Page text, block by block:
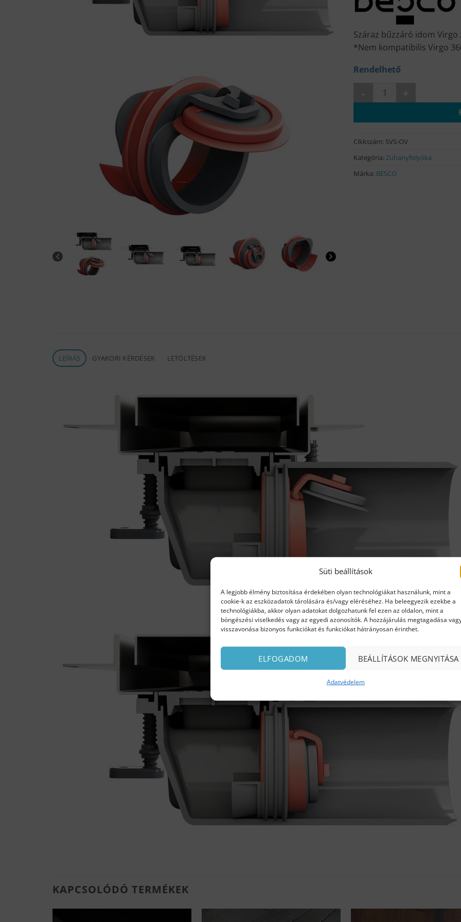
Süti beállítások
A legjobb élmény biztosítása érdekében olyan technológiákat használunk, mint a
cookie-k az eszközadatok tárolására és/vagy eléréséhez. Ha beleegyezik ezekbe a
technológiákba, akkor olyan adatokat dolgozhatunk fel ezen az oldalon, mint a
böngészési viselkedés vagy az egyedi azonosítók. A hozzájárulás megtagadása
visszavonása bizonyos funkciókat és funkciókat hátrányosan érinthet.
ELFOGADOM BEÁLLÍTÁSOK MEGNYITÁSA
Adatvédelem
Száraz bűzzáró idom
*Nem kompatibilis Virgo
Rendelhető
VIRGO-S univerzális száraz
Cikkszám: SVS-OV
Kategória: Zuhanyfolyóka
Márka: BESCO
LEÍRÁS GYAKORI KÉRDÉSEK LETÖLTÉSEK
KAPCSOLÓDÓ TERMÉKEK